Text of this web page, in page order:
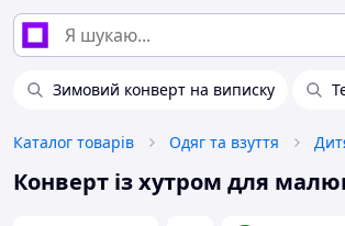
Зимовий конверт на виписку
Каталог товарів Одяг та взуття
Конверт із хутром для